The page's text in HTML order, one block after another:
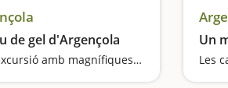
de gel d'Argençola
Una excursió amb magnífiques vistes
Un
Les